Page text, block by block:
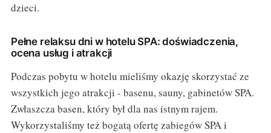
dzieci.
Pełne relaksu dni w hotelu SPA: doświadczenia,
ocena usług i atrakcji
Podczas pobytu w hotelu mieliśmy okazję skorzystać ze
wszystkich jego atrakcji - basenu, sauny, gabinetów SPA.
Zwłaszcza basen, który był dla nas istnym rajem.
Wykorzystaliśmy też bogatą ofertę zabiegów SPA i